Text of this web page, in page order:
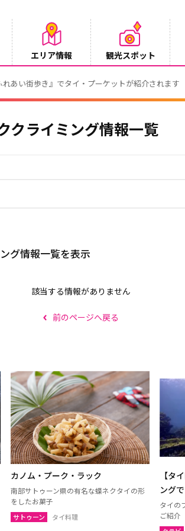
エリア情報 観光スポット
街歩き』でタイ・プーケットが紹介されます
クライミング情報一覧
グ情報一覧を表示
該当する情報がありません
前のページへ戻る
カノム・プーク・ラック
南部サトゥーン県の有名な蝶ネクタイの形
をしたお菓子
サトゥーン タイ料理
【タ
ング
タイの
ご紹介